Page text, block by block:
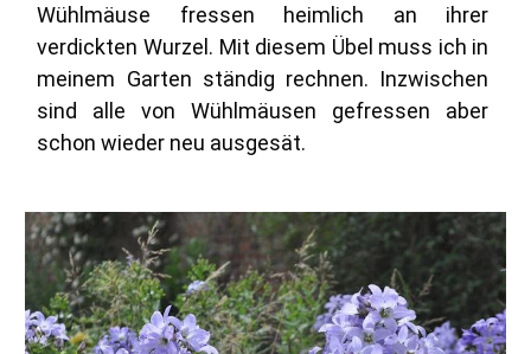
Wühlmäuse fressen heimlich an ihrer
verdickten Wurzel. Mit diesem Übel muss ich in
meinem Garten ständig rechnen. Inzwischen
sind alle von Wühlmäusen gefressen aber
schon wieder neu ausgesät.